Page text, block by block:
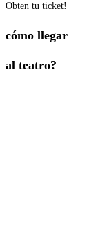
Obten tu ticket!
cómo llegar
al teatro?